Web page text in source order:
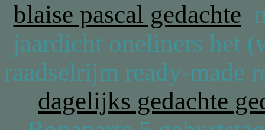
blaise pascal gedachte
jaardicht oneliners het
raadselrijm ready-made
dagelijks gedachte